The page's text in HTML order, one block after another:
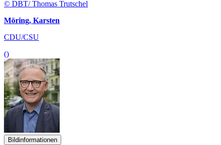
© DBT/ Thomas Trutschel
Möring, Karsten
CDU/CSU
()
Bildinformationen